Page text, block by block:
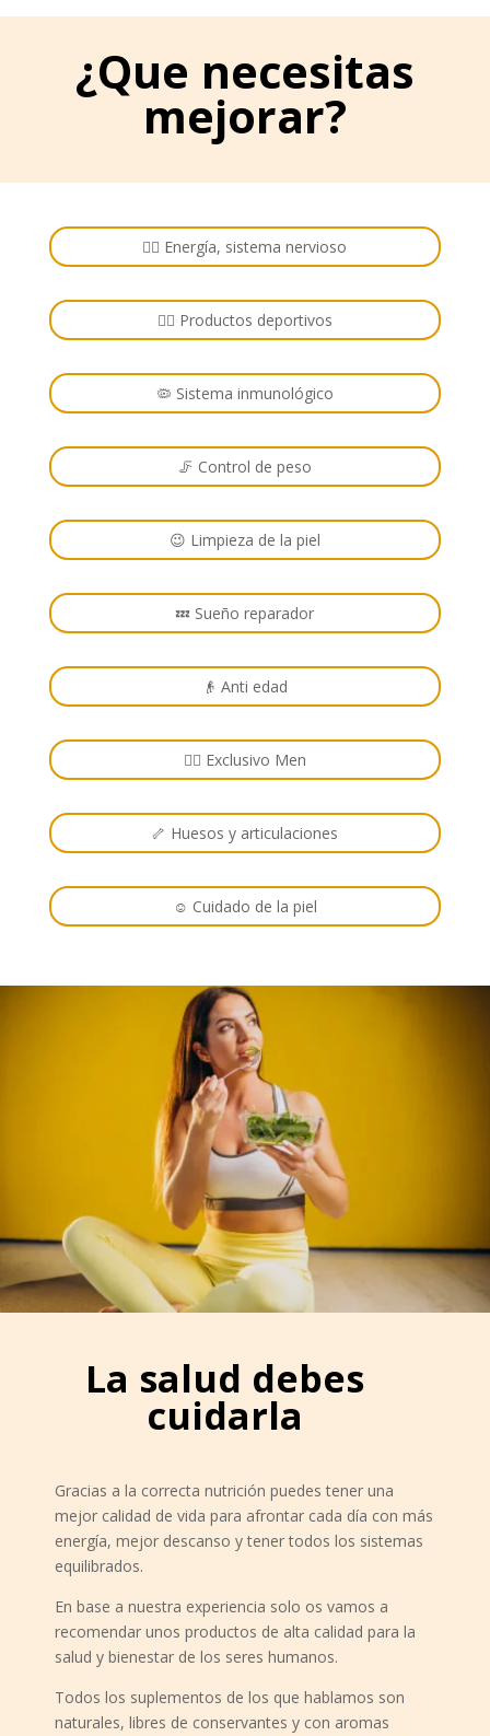
¿Que necesitas
mejorar?
🏋️‍♂️ Energía, sistema nervioso
🚴‍♂️ Productos deportivos
🦠 Sistema inmunológico
🦵 Control de peso
😉 Limpieza de la piel
💤 Sueño reparador
👴 Anti edad
🙋‍♂️ Exclusivo Men
🦴 Huesos y articulaciones
☺️ Cuidado de la piel
La salud debes
cuidarla
Gracias a la correcta nutrición puedes tener una
mejor calidad de vida para afrontar cada día con más
energía, mejor descanso y tener todos los sistemas
equilibrados.
En base a nuestra experiencia solo os vamos a
recomendar unos productos de alta calidad para la
salud y bienestar de los seres humanos.
Todos los suplementos de los que hablamos son
naturales, libres de conservantes y con aromas